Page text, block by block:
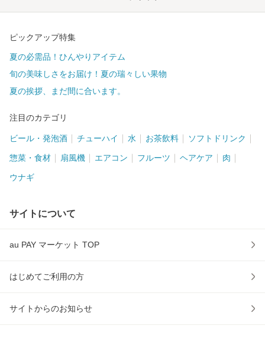
ピックアップ特集
夏の必需品！ひんやりアイテム
旬の美味しさをお届け！夏の瑞々しい果物
夏の挨拶、まだ間に合います。
注目のカテゴリ
ビール・発泡酒 チューハイ 水 お茶飲料 ソフトドリンク
惣菜・食材 扇風機 エアコン フルーツ ヘアケア 肉
ウナギ
サイトについて
au PAY マーケット TOP
はじめてご利用の方
サイトからのお知らせ